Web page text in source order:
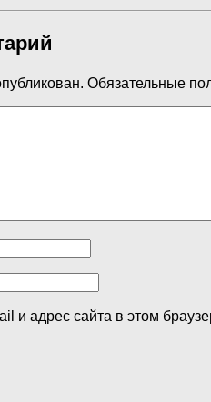
Обязательные
и адрес сайта в этом